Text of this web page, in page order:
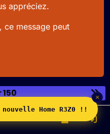
×
Home R3Z0 !!
appréciez.
ce message peut
150